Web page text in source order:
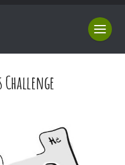
Challenge